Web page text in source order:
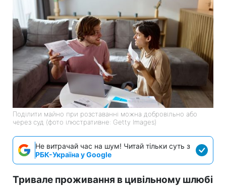
Поділити майно при розставанні можна добровільно або
через суд (фото ілюстративне: Getty Images)
Не витрачай час на шум! Читай тільки суть з
РБК-Україна у Google
Тривале проживання в цивільному шлюбі